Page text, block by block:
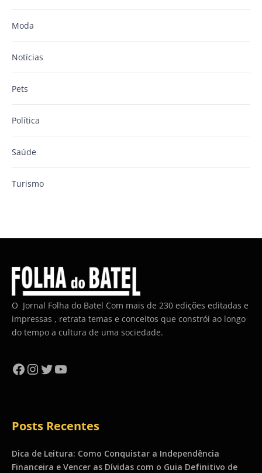
Moda
Notícias
Pets
Política
Saúde
Turismo
O Jornal Folha do Batel Com mais de 230 edições editadas e
impressas , retrata temas e conceitos que constrói ao longo
do tempo a cultura de uma sociedade.
Facebook
Instagram
Twitter
YouTube
Posts Recentes
Dica de Leitura: Como Conquistar a Independência
Financeira e Vencer as Dívidas com o Guia Definitivo de